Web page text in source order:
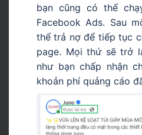
bạn cũng có thể
Facebook Ads. Sau
thể trả nợ để tiếp tục
page. Mọi thứ sẽ trở
như bạn chấp nhận
khoản phí quảng cáo